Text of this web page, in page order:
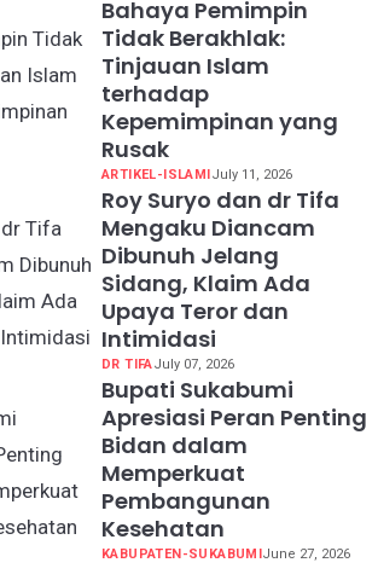
Bahaya Pemimpin
Tidak Berakhlak:
Tinjauan Islam
terhadap
Kepemimpinan yang
Rusak
ARTIKEL-ISLAMI July 11, 2026
Roy Suryo dan dr Tifa
Mengaku Diancam
Dibunuh Jelang
Sidang, Klaim Ada
Upaya Teror dan
Intimidasi
DR TIFAJuly 07, 2026
Bupati Sukabumi
Apresiasi Peran Penting
Bidan dalam
Memperkuat
Pembangunan
Kesehatan
KABUPATEN-SUKABUMI June 27, 2026